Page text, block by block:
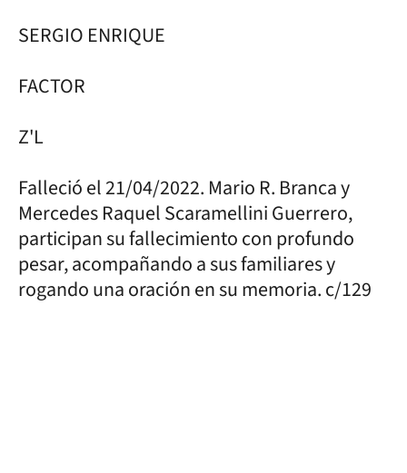
SERGIO ENRIQUE
FACTOR
Z'L
Falleció el 21/04/2022. Mario R. Branca y
Mercedes Raquel Scaramellini Guerrero,
participan su fallecimiento con profundo
pesar, acompañando a sus familiares y
rogando una oración en su memoria. c/129